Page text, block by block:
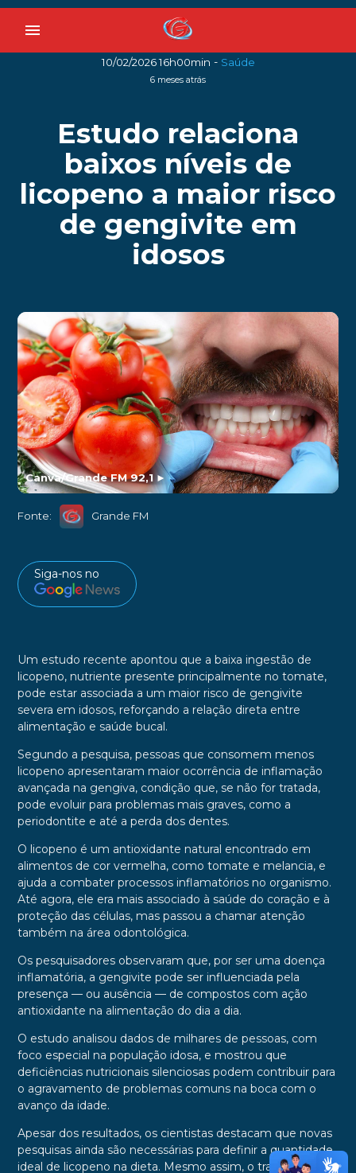
menu
10/02/2026 16h00min - Saúde
6 meses atrás
Estudo relaciona
baixos níveis de
licopeno a maior risco
de gengivite em
idosos
Canva/Grande FM 92,1►
Fonte: Grande FM
Siga-nos no
Um estudo recente apontou que a baixa ingestão de
licopeno, nutriente presente principalmente no tomate,
pode estar associada a um maior risco de gengivite
severa em idosos, reforçando a relação direta entre
alimentação e saúde bucal.
Segundo a pesquisa, pessoas que consomem menos
licopeno apresentaram maior ocorrência de inflamação
avançada na gengiva, condição que, se não for tratada,
pode evoluir para problemas mais graves, como a
periodontite e até a perda dos dentes.
O licopeno é um antioxidante natural encontrado em
alimentos de cor vermelha, como tomate e melancia, e
ajuda a combater processos inflamatórios no organismo.
Até agora, ele era mais associado à saúde do coração e à
proteção das células, mas passou a chamar atenção
também na área odontológica.
Os pesquisadores observaram que, por ser uma doença
inflamatória, a gengivite pode ser influenciada pela
presença — ou ausência — de compostos com ação
antioxidante na alimentação do dia a dia.
O estudo analisou dados de milhares de pessoas, com
foco especial na população idosa, e mostrou que
deficiências nutricionais silenciosas podem contribuir para
o agravamento de problemas comuns na boca com o
avanço da idade.
Apesar dos resultados, os cientistas destacam que novas
pesquisas ainda são necessárias para definir a quantidade
ideal de licopeno na dieta. Mesmo assim, o trabalho